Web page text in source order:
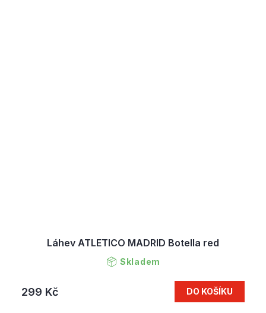
Láhev ATLETICO MADRID Botella red
Skladem
299 Kč DO KOŠÍKU